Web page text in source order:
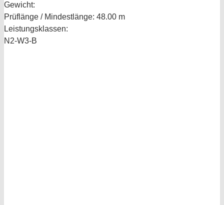
Gewicht:
Prüflänge / Mindestlänge: 48.00 m
Leistungsklassen:
N2-W3-B